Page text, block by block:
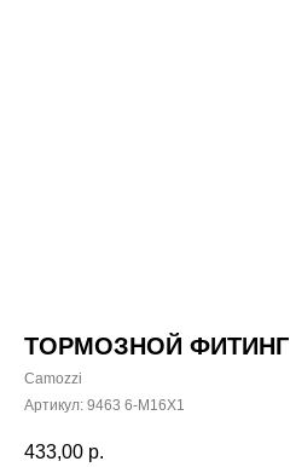
ТОРМОЗНОЙ ФИТИНГ
Camozzi
Артикул: 9463 6-М16Х1
433,00 р.